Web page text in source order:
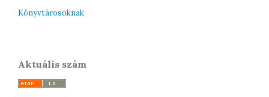
Könyvtárosoknak
Aktuális szám